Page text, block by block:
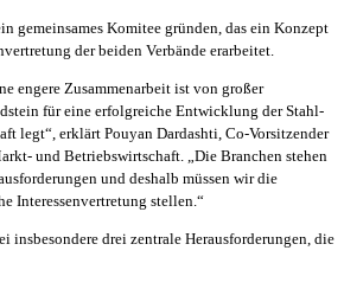
gemeinsames Komitee gründen, das ein Konzept
der beiden Verbände erarbeitet.
engere Zusammenarbeit ist von großer
für eine erfolgreiche Entwicklung der Stahl-
legt“, erklärt Pouyan Dardashti, Co-Vorsitzender
und Betriebswirtschaft. „Die Branchen stehen
und deshalb müssen wir die
Interessenvertretung stellen.“
insbesondere drei zentrale Herausforderungen, die